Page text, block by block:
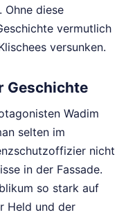
Ohne diese
vermutlich
versunken.
Geschichte
Wadim
selten im
nicht
in der Fassade.
so stark auf
Held und der